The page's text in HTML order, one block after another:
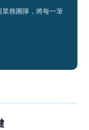
務團隊，將每一筆